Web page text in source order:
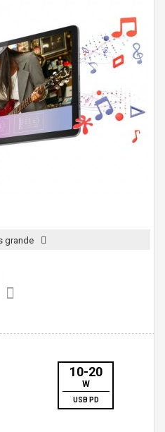
grande
10-20
W
USB PD